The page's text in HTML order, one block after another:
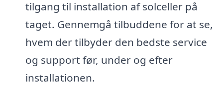
tilgang til installation af solceller på
taget. Gennemgå tilbuddene for at se,
hvem der tilbyder den bedste service
og support før, under og efter
installationen.